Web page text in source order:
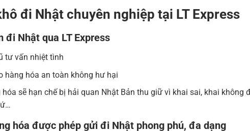
đi Nhật chuyên nghiệp tại LT Express
Nhật qua LT Express
tư vấn nhiệt tình
hàng hóa an toàn không hư hại
sẽ hạn chế bị hải quan Nhật Bản thu giữ vì khai sai, khai không
hóa được phép gửi đi Nhật phong phú, đa dạng